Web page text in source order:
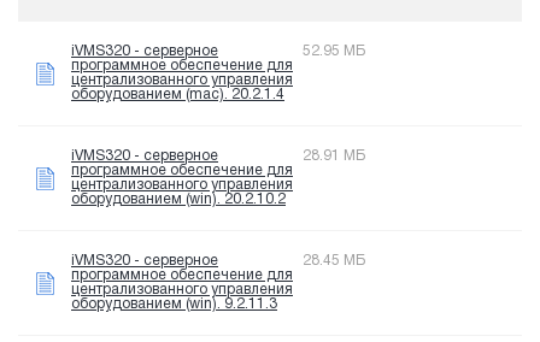
iVMS320 - серверное
программное обеспечение для
централизованного управления
оборудованием (mac). 20.2.1.4
52.95 МБ
iVMS320 - серверное
программное обеспечение для
централизованного управления
оборудованием (win). 20.2.10.2
28.91 МБ
iVMS320 - серверное
программное обеспечение для
централизованного управления
оборудованием (win). 9.2.11.3
28.45 МБ